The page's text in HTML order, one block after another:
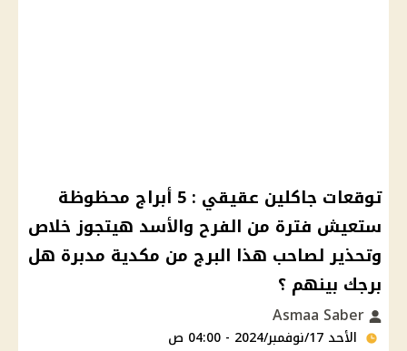
توقعات جاكلين عقيقي : 5 أبراج محظوظة
ستعيش فترة من الفرح والأسد هيتجوز خلاص
وتحذير لصاحب هذا البرج من مكدية مدبرة هل
برجك بينهم ؟
الأحد 17/نوفمبر/2024 - 04:00 ص